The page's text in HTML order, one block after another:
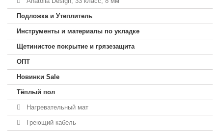
Подложка и Утеплитель
Инструменты и материалы по укладке
Щетинистое покрытие и грязезащита
ОПТ
Новинки Sale
Тёплый пол
Нагревательный мат
Греющий кабель